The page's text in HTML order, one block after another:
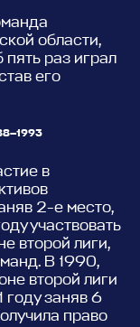
области,
раз играл
его
в
2-е место,
участвовать
второй лиги,
В 1990,
второй лиги
заняв 6
право